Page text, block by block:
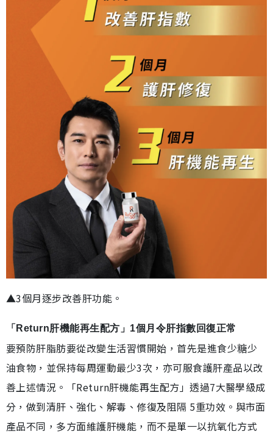
▲3個月逐步改善肝功能。
「Return肝機能再生配方」1個月令肝指數回復正常
要預防肝脂肪要從改變生活習慣開始，首先是進食少糖少
油食物，並保持每周運動最少3次，亦可服食護肝產品以改
善上述情況。「Return肝機能再生配方」透過7大醫學級成
分，做到清肝、強化、解毒、修復及阻隔 5重功效。與市面
產品不同，多方面維護肝機能，而不是單一以抗氧化方式